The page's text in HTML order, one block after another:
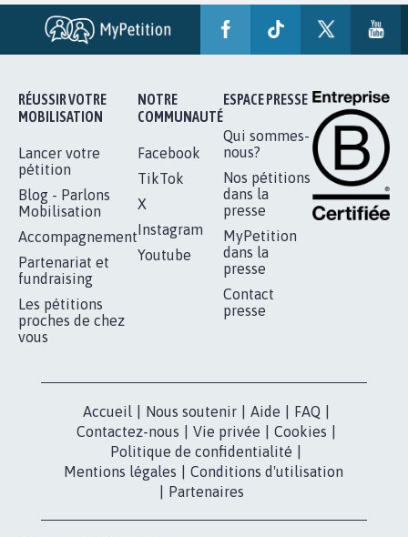
RÉUSSIR VOTRE
MOBILISATION
Lancer votre
pétition
Blog - Parlons
Mobilisation
Accompagnement
Partenariat et
fundraising
Les pétitions
proches de chez
vous
NOTRE
COMMUNAUTÉ
Facebook
TikTok
X
Instagram
Youtube
ESPACE PRESSE
Qui sommes-
nous?
Nos pétitions
dans la
presse
MyPetition
dans la
presse
Contact
presse
Accueil Nous soutenir Aide FAQ
Contactez-nous
Vie privée Cookies
Politique de confidentialité
Mentions légales
Conditions d'utilisation
Partenaires